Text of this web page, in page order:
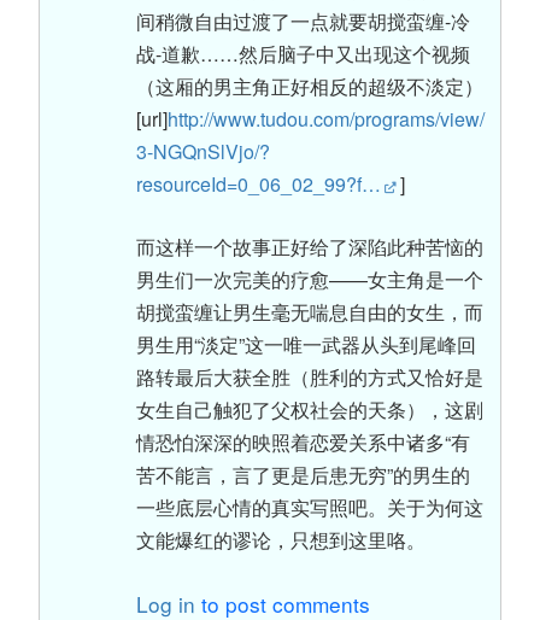
间稍微自由过渡了一点就要胡搅蛮缠-冷
战-道歉……然后脑子中又出现这个视频
（这厢的男主角正好相反的超级不淡定）
[url]http://www.tudou.com/programs/view/
3-NGQnSlVjo/?
resourceId=0_06_02_99?f…
]
而这样一个故事正好给了深陷此种苦恼的
男生们一次完美的疗愈——女主角是一个
胡搅蛮缠让男生毫无喘息自由的女生，而
男生用“淡定”这一唯一武器从头到尾峰回
路转最后大获全胜（胜利的方式又恰好是
女生自己触犯了父权社会的天条），这剧
情恐怕深深的映照着恋爱关系中诸多“有
苦不能言，言了更是后患无穷”的男生的
一些底层心情的真实写照吧。关于为何这
文能爆红的谬论，只想到这里咯。
Log in to post comments